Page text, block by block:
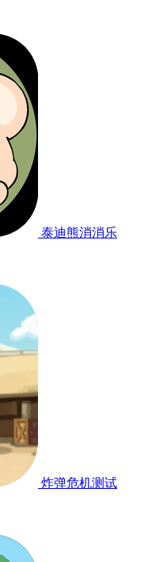
泰迪熊消消乐
炸弹危机测试